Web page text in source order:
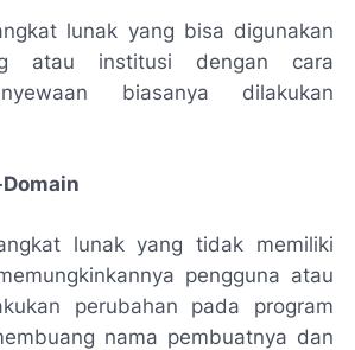
lunak yang bisa digunakan
atau institusi dengan cara
biasanya dilakukan
lunak yang tidak memiliki
pengguna atau
perubahan pada program
nama pembuatnya dan